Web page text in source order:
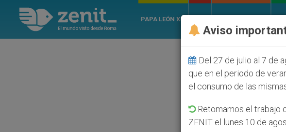
PAPA LEÓN XIV
Aviso
Del 27 de julio al 7 de
que en el periodo de
el consumo de las
Retomamos el trabajo
ZENIT el lunes 10 de